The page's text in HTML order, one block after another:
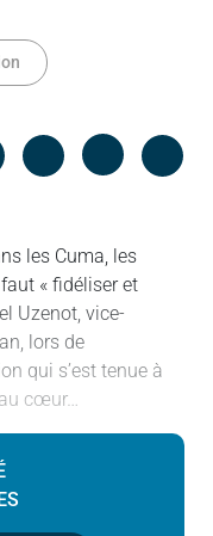
Facebook
les Cuma, les
« fidéliser et
Uzenot, vice-
lors de
qui s’est tenue à
cœur…